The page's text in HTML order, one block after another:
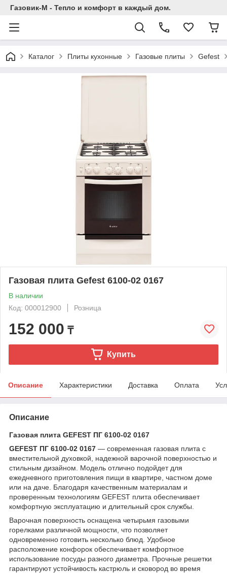
Газовик-М - Тепло и комфорт в каждый дом.
Каталог Плиты кухонные Газовые плиты Gefest
Газовая плита Gefest 6100-02 0167
В наличии
Код: 000012900
Розница
152 000 ₸
Купить
Описание Характеристики Доставка Оплата
Описание
Газовая плита GEFEST ПГ 6100-02 0167
GEFEST ПГ 6100-02 0167 — современная газовая плита с
вместительной духовкой, надежной варочной поверхностью и
стильным дизайном. Модель отлично подойдет для
ежедневного приготовления пищи в квартире, частном доме
или на даче. Благодаря качественным материалам и
проверенным технологиям GEFEST плита обеспечивает
комфортную эксплуатацию и длительный срок службы.
Варочная поверхность оснащена четырьмя газовыми
горелками различной мощности, что позволяет
одновременно готовить несколько блюд. Удобное
расположение конфорок обеспечивает комфортное
использование посуды разного диаметра. Прочные решетки
гарантируют устойчивость кастрюль и сковород во время